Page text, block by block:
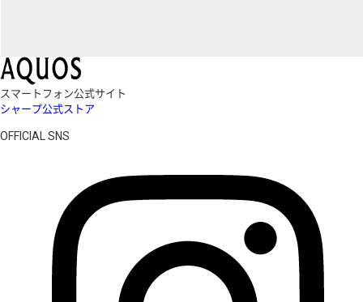
スマートフォン公式サイト
シャープ公式ストア
OFFICIAL SNS